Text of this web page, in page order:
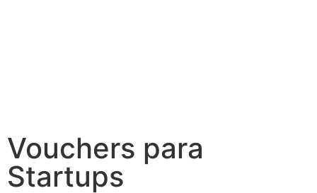
Vouchers para
Startups